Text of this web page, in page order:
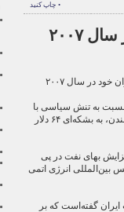
• چاپ کنید
رکورد بهای نفت در سال ۲۰۰۷
قیمت جهانی نفت به بالاترین میزان خود در سال ۲۰۰۷
نسبت به تنش سیاسی با
ایران، بهای نفت روز دوشنبه در لندن، به بشکه‌ای ۶۴ دلار
بهای نفت در پی
بین‌المللی انرژی اتمی
گفته‌است که بر